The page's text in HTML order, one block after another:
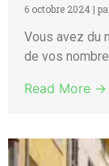
6 octobre 2024 |
Vous avez du
de vos
Read More →